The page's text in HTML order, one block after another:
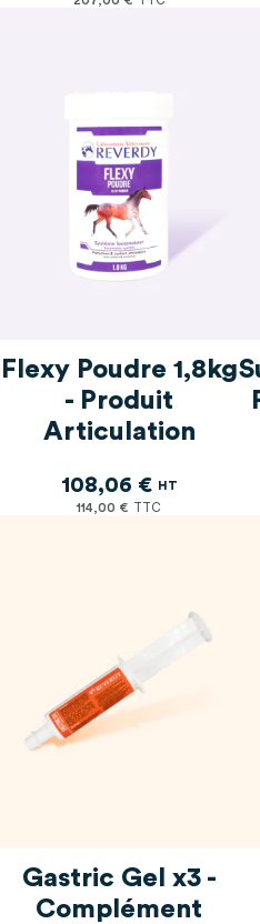
Flexy Poudre 1,8kg
- Produit
Articulation
114,00 €
108,06 €
Gastric Gel x3 -
Complément